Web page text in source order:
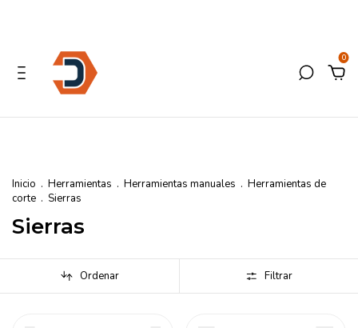
0
Inicio . Herramientas . Herramientas manuales . Herramientas de
corte . Sierras
Sierras
Ordenar Filtrar